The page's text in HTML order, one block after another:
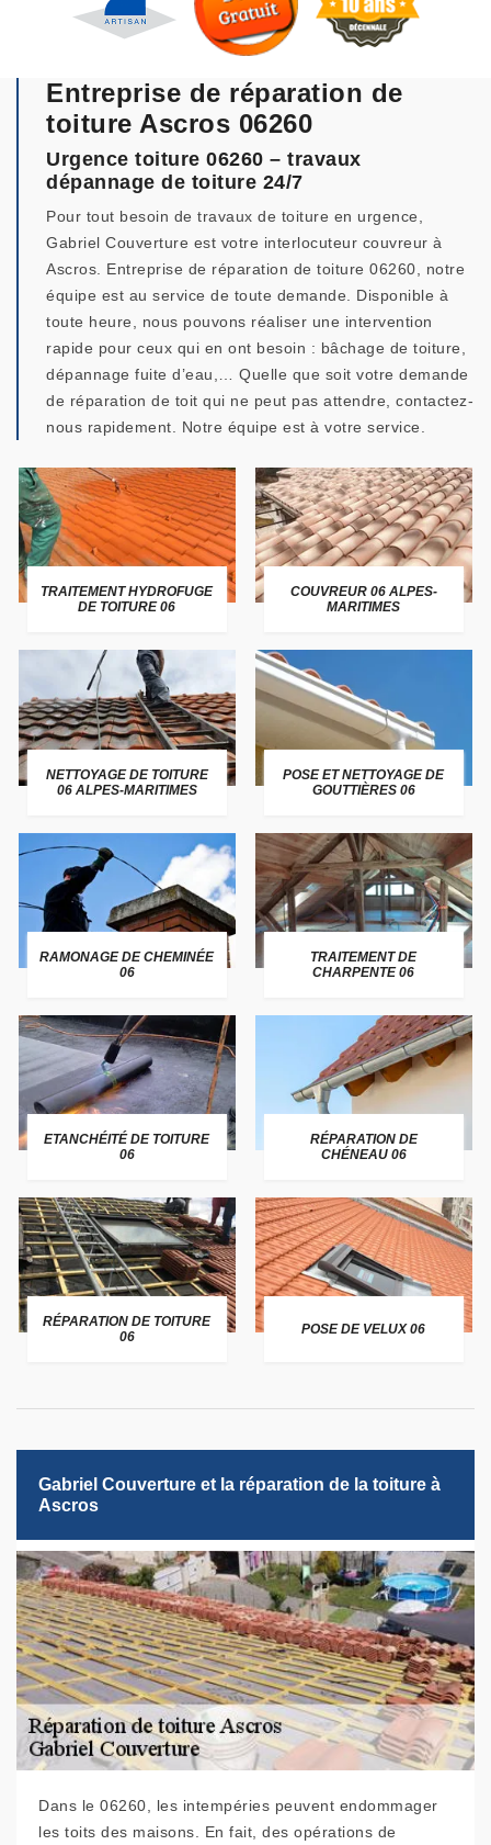
Entreprise de réparation de
toiture Ascros 06260
Urgence toiture 06260 – travaux
dépannage de toiture 24/7
Pour tout besoin de travaux de toiture en urgence,
Gabriel Couverture est votre interlocuteur couvreur à
Ascros. Entreprise de réparation de toiture 06260, notre
équipe est au service de toute demande. Disponible à
toute heure, nous pouvons réaliser une intervention
rapide pour ceux qui en ont besoin : bâchage de toiture,
dépannage fuite d’eau,… Quelle que soit votre demande
de réparation de toit qui ne peut pas attendre, contactez-
nous rapidement. Notre équipe est à votre service.
TRAITEMENT HYDROFUGE
DE TOITURE 06
COUVREUR 06 ALPES-
MARITIMES
NETTOYAGE DE TOITURE
06 ALPES-MARITIMES
POSE ET NETTOYAGE DE
GOUTTIÈRES 06
RAMONAGE DE CHEMINÉE
06
TRAITEMENT DE
CHARPENTE 06
ETANCHÉITÉ DE TOITURE
06
RÉPARATION DE
CHÉNEAU 06
RÉPARATION DE TOITURE
06
POSE DE VELUX 06
Gabriel Couverture et la réparation de la toiture à
Ascros
Dans le 06260, les intempéries peuvent endommager
les toits des maisons. En fait, des opérations de